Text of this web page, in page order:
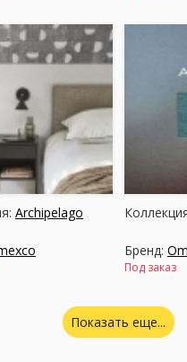
Archipelago
Бренд:
Под заказ
Показать еще...